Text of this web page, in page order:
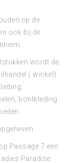
op de
ook bij de
wordt de
( winkel)
bontkleding
Passage 7 een
Paradise.